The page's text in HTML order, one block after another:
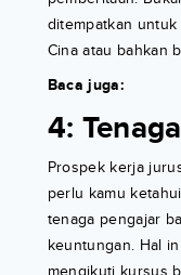
ditempatkan
Cina atau bahkan
Baca juga:
4:
Prospek kerja
perlu kamu
tenaga pengajar
keuntungan. Hal
mengikuti kursus